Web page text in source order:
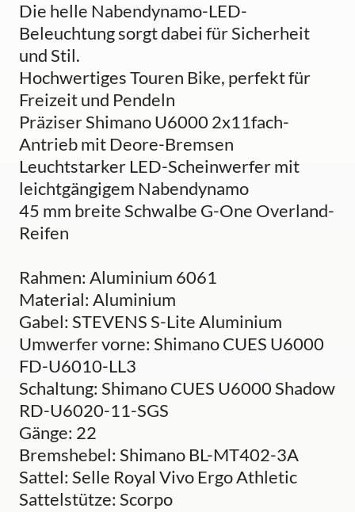
Die helle Nabendynamo-LED-
Beleuchtung sorgt dabei für Sicherheit
und Stil.
Hochwertiges Touren Bike, perfekt für
Freizeit und Pendeln
Präziser Shimano U6000 2x11fach-
Antrieb mit Deore-Bremsen
Leuchtstarker LED-Scheinwerfer mit
leichtgängigem Nabendynamo
45 mm breite Schwalbe G-One Overland-
Reifen
Rahmen: Aluminium 6061
Material: Aluminium
Gabel: STEVENS S-Lite Aluminium
Umwerfer vorne: Shimano CUES U6000
FD-U6010-LL3
Schaltung: Shimano CUES U6000 Shadow
RD-U6020-11-SGS
Gänge: 22
Bremshebel: Shimano BL-MT402-3A
Sattel: Selle Royal Vivo Ergo Athletic
Sattelstütze: Scorpo